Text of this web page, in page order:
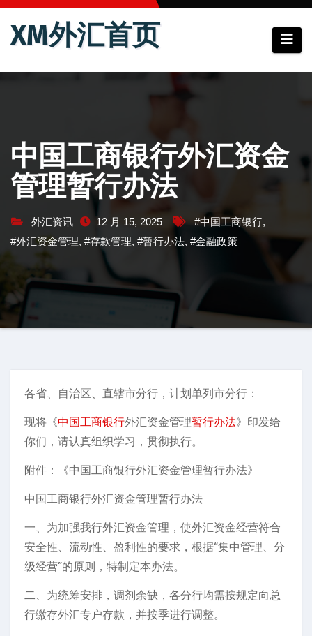
跳
XM外汇首页
中国工商银行外汇资金
管理暂行办法
外汇资讯 12 月 15, 2025 #中国工商银行,
#外汇资金管理, #存款管理, #暂行办法, #金融政策
各省、自治区、直辖市分行，计划单列市分行：
现将《中国工商银行外汇资金管理暂行办法》印发给
你们，请认真组织学习，贯彻执行。
附件：《中国工商银行外汇资金管理暂行办法》
中国工商银行外汇资金管理暂行办法
一、为加强我行外汇资金管理，使外汇资金经营符合
安全性、流动性、盈利性的要求，根据“集中管理、分
级经营”的原则，特制定本办法。
二、为统筹安排，调剂余缺，各分行均需按规定向总
行缴存外汇专户存款，并按季进行调整。